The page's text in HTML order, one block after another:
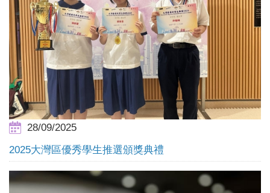
28/09/2025
2025大灣區優秀學生推選頒獎典禮